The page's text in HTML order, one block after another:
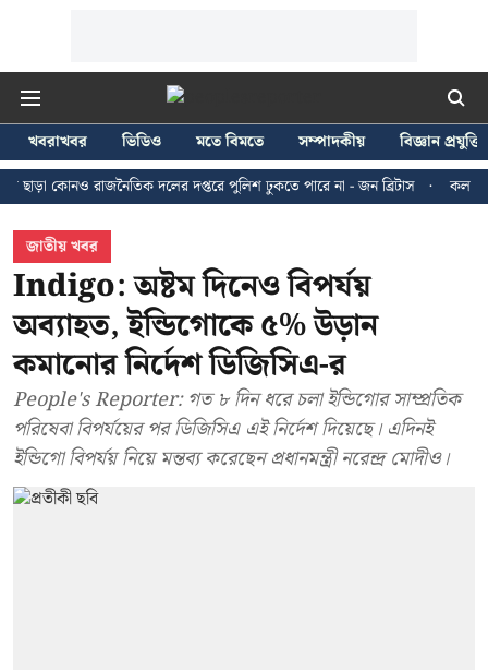
খবরাখবর ভিডিও মতে বিমতে সম্পাদকীয়
বিজ্ঞান প্রযুক্তি
রাজনৈতিক দলের দপ্তরে পুলিশ ঢুকতে পারে না - জন ব্রিটাস
কলকাতায় ২৪
জাতীয় খবর
Indigo: অষ্টম দিনেও বিপর্যয়
অব্যাহত, ইন্ডিগোকে ৫% উড়ান
কমানোর নির্দেশ ডিজিসিএ-র
People's Reporter: গত ৮ দিন ধরে চলা ইন্ডিগোর সাম্প্রতিক
পরিষেবা বিপর্যয়ের পর ডিজিসিএ এই নির্দেশ দিয়েছে। এদিনই
ইন্ডিগো বিপর্যয় নিয়ে মন্তব্য করেছেন প্রধানমন্ত্রী নরেন্দ্র মোদীও।